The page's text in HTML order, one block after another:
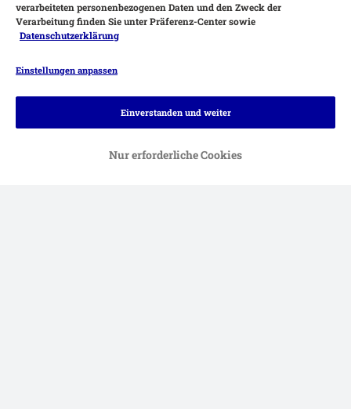
verarbeiteten personenbezogenen Daten und den Zweck der
Verarbeitung finden Sie unter Präferenz-Center sowie
Datenschutzerklärung
Einstellungen anpassen
Nur erforderliche Cookies
Einverstanden und weiter